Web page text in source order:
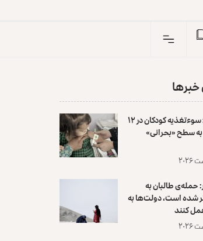
برنامه جهانی غذا: سوءتغذیه کودکان در ۱۲
سطح «بحرانی»
طالبان به
شده است، دولت‌ها به
کنند